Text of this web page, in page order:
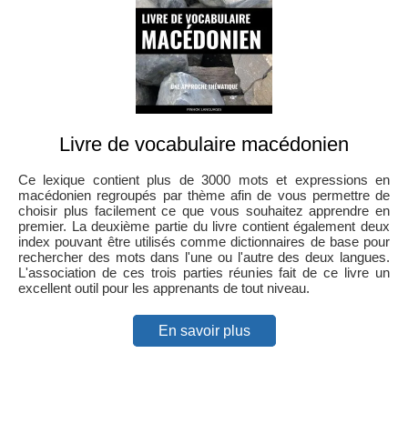
Livre de vocabulaire macédonien
Ce lexique contient plus de 3000 mots et expressions en
macédonien regroupés par thème afin de vous permettre de
choisir plus facilement ce que vous souhaitez apprendre en
premier. La deuxième partie du livre contient également deux
index pouvant être utilisés comme dictionnaires de base pour
rechercher des mots dans l'une ou l'autre des deux langues.
L'association de ces trois parties réunies fait de ce livre un
excellent outil pour les apprenants de tout niveau.
En savoir plus